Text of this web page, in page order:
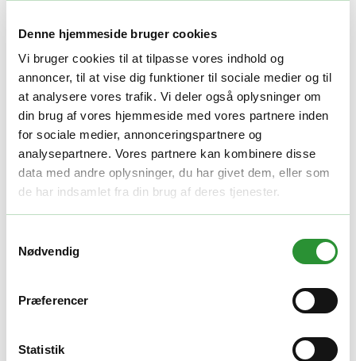
Denne hjemmeside bruger cookies
Vi bruger cookies til at tilpasse vores indhold og
annoncer, til at vise dig funktioner til sociale medier og til
at analysere vores trafik. Vi deler også oplysninger om
din brug af vores hjemmeside med vores partnere inden
for sociale medier, annonceringspartnere og
analysepartnere. Vores partnere kan kombinere disse
data med andre oplysninger, du har givet dem, eller som
de har indsamlet fra din brug af deres tjenester.
Nødvendig
Præferencer
Statistik
Yderligere information
Yderligere information
Vægt 12,4 kg
Relaterede produkter
Løvblæsere
2.395,00
Cramer BB36 Optimus Rygbåren løvblæser